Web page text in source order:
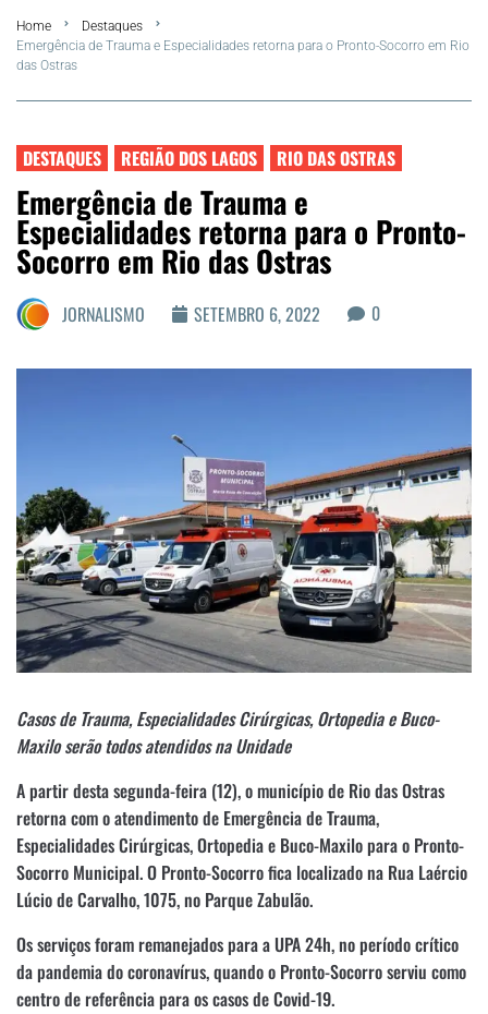
FLA Araru 2026
Araruama
Região dos Lagos
Agenda Cultural
Colunistas
Matérias Exclusivas
Home
Destaques
Emergência de Trauma e Especialidades retorna para o Pronto-Socorro em Rio
das Ostras
DESTAQUES REGIÃO DOS LAGOS RIO DAS OSTRAS
Emergência de Trauma e
Especialidades retorna para o Pronto-
Socorro em Rio das Ostras
JORNALISMO SETEMBRO 6, 2022 0
Casos de Trauma, Especialidades Cirúrgicas, Ortopedia e Buco-
Maxilo serão todos atendidos na Unidade
A partir desta segunda-feira (12), o município de Rio das Ostras
retorna com o atendimento de Emergência de Trauma,
Especialidades Cirúrgicas, Ortopedia e Buco-Maxilo para o Pronto-
Socorro Municipal. O Pronto-Socorro fica localizado na Rua Laércio
Lúcio de Carvalho, 1075, no Parque Zabulão.
Os serviços foram remanejados para a UPA 24h, no período crítico
da pandemia do coronavírus, quando o Pronto-Socorro serviu como
centro de referência para os casos de Covid-19.